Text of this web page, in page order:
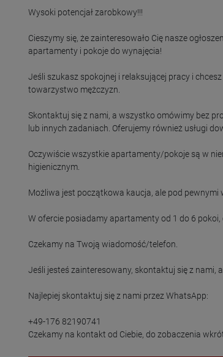
Wysoki potencjał zarobkowy!!!
Cieszymy się, że zainteresowało Cię nasze
apartamenty i pokoje do wynajęcia!
Jeśli szukasz spokojnej i relaksującej pracy i
towarzystwo mężczyzn.
Skontaktuj się z nami, a wszystko omówimy bez
lub innych zadaniach. Oferujemy również usługi
Oczywiście wszystkie apartamenty/pokoje są w
higienicznym.
Możliwa jest początkowa kaucja, ale pod
W ofercie posiadamy apartamenty od 1 do 6
Czekamy na Twoją wiadomość/telefon.
Jeśli jesteś zainteresowany, skontaktuj się z nami,
Najlepiej skontaktuj się z nami przez WhatsApp:
+49-176 82190741
Czekamy na kontakt od Ciebie, do zobaczenia